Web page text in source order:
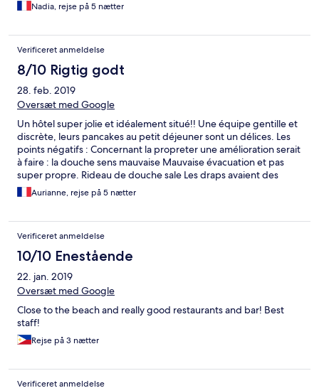
Nadia, rejse på 5 nætter
Verificeret anmeldelse
8/10 Rigtig godt
28. feb. 2019
Oversæt med Google
Un hôtel super jolie et idéalement situé!! Une équipe gentille et
discrète, leurs pancakes au petit déjeuner sont un délices. Les
points négatifs : Concernant la propreter une amélioration serait
à faire : la douche sens mauvaise Mauvaise évacuation et pas
super propre. Rideau de douche sale Les draps avaient des
taches mais cela vient du lavage et de leur matériel! Manque de
rangements Les points positifs: La wifi La clim Un coffre fort Le
Aurianne, rejse på 5 nætter
Verificeret anmeldelse
10/10 Enestående
22. jan. 2019
Oversæt med Google
Close to the beach and really good restaurants and bar! Best
staff!
Rejse på 3 nætter
Verificeret anmeldelse